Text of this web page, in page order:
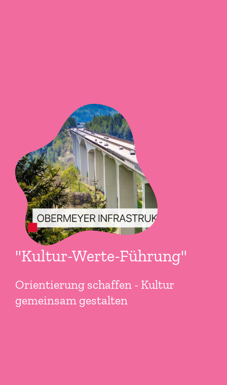
"Kultur-Werte-Führung"
Orientierung schaffen - Kultur
gemeinsam gestalten